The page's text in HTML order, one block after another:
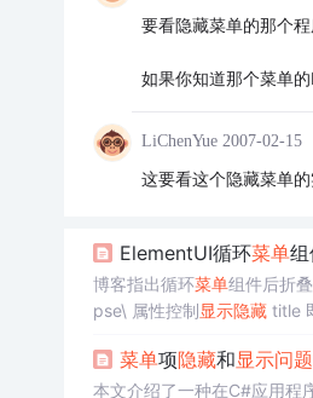
要看隐藏菜单的那个
如果你知道那个菜单
LiChenYue 2007-02-15
这要看这个隐藏菜单的
ElementUI循环菜单组
博客指出循环菜单组件后折叠
pse\ 属性控制显示隐藏title
菜单项隐藏和显示问题
本文介绍了一种在C#应用程